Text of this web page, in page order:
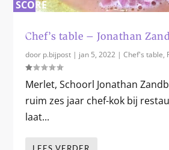
SCORE
%
Chef’s table – Jonathan
door p.bijpost | jan 5, 2022 |Chef's table,
Merlet, Schoorl Jonathan
ruim zes jaar chef-kok bij
laat...